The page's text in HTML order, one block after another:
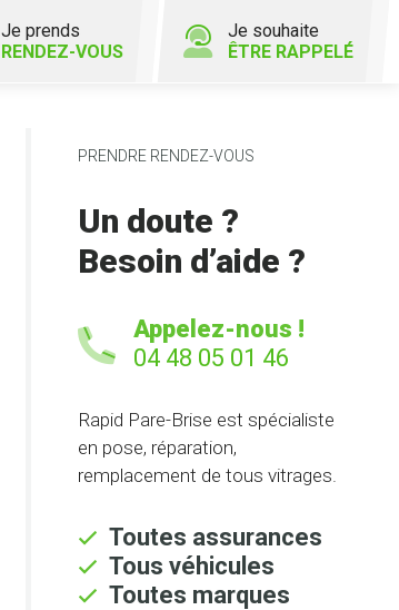
Je prends
RENDEZ-VOUS
Je souhaite
ÊTRE RAPPELÉ
PRENDRE RENDEZ-VOUS
Un doute ?
Besoin d’aide ?
Appelez-nous !
04 48 05 01 46
Rapid Pare-Brise est spécialiste
en pose, réparation,
remplacement de tous vitrages.
Toutes assurances
Tous véhicules
Toutes marques